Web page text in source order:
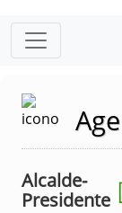
Alcalde-
Presidente